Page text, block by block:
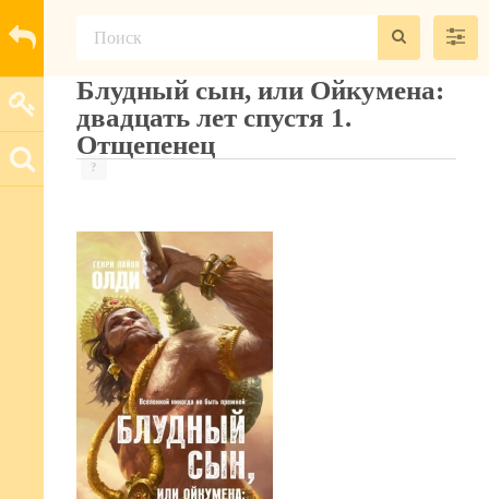
Блудный сын, или Ойкумена:
двадцать лет спустя 1.
Отщепенец
?